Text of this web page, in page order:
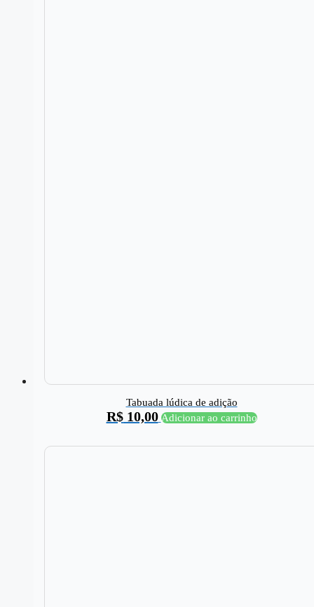
Tabuada lúdica de adição
R$10,00 Adicionar ao carrinho